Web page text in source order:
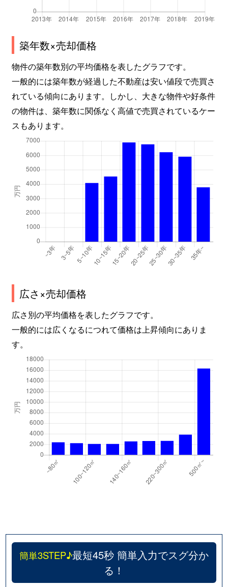
築年数×売却価格
物件の築年数別の平均価格を表したグラフです。
一般的には築年数が経過した不動産は安い値段で売買さ
れている傾向にあります。しかし、大きな物件や好条件
の物件は、築年数に関係なく高値で売買されているケー
スもあります。
広さ×売却価格
広さ別の平均価格を表したグラフです。
一般的には広くなるにつれて価格は上昇傾向にありま
す。
簡単3STEP♪最短45秒 簡単入力でスグ分か
る！